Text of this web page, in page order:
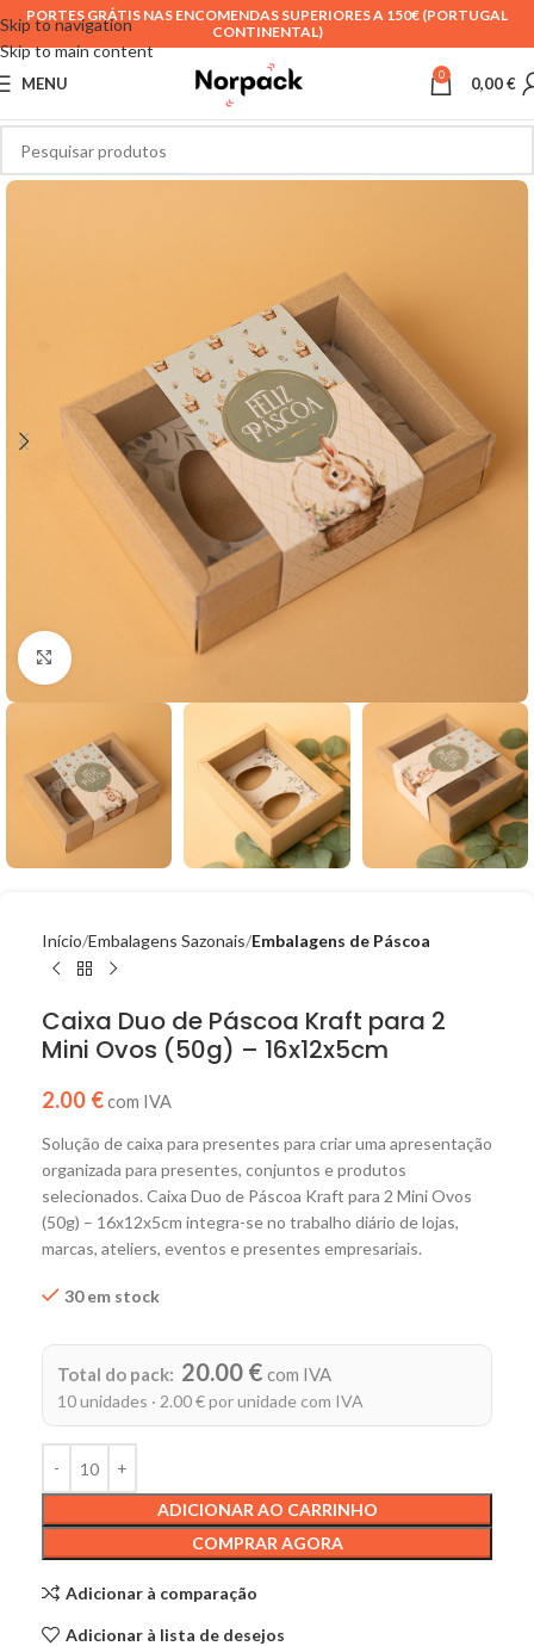
Skip to navigation
Skip to main content
PORTES GRÁTIS NAS ENCOMENDAS SUPERIORES A 150€ (PORTUGAL
CONTINENTAL)
MENU 0 0,00€
Click to enlarge
Início Embalagens Sazonais Embalagens de Páscoa
Caixa Duo de Páscoa Kraft para 2
Mini Ovos (50g) – 16x12x5cm
2.00 €com IVA
Solução de caixa para presentes para criar uma apresentação
organizada para presentes, conjuntos e produtos
selecionados. Caixa Duo de Páscoa Kraft para 2 Mini Ovos
(50g) – 16x12x5cm integra-se no trabalho diário de lojas,
marcas, ateliers, eventos e presentes empresariais.
30 em stock
Total do pack: 20.00 € com IVA
10 unidades · 2.00 € por unidade com IVA
ADICIONAR AO CARRINHO
COMPRAR AGORA
Alternative:
Adicionar à comparação
Adicionar à lista de desejos